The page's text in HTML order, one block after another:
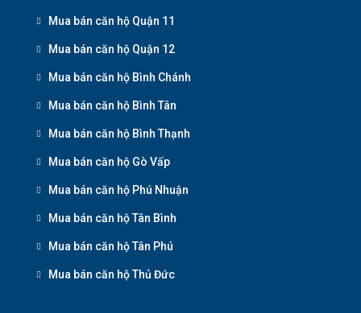
Mua bán căn hộ Quận 11
Mua bán căn hộ Quận 12
Mua bán căn hộ Bình Chánh
Mua bán căn hộ Bình Tân
Mua bán căn hộ Bình Thạnh
Mua bán căn hộ Gò Vấp
Mua bán căn hộ Phú Nhuận
Mua bán căn hộ Tân Bình
Mua bán căn hộ Tân Phú
Mua bán căn hộ Thủ Đức